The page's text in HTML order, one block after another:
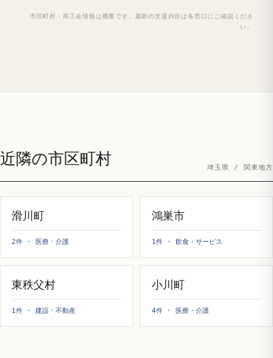
市区町村・商工会情報は概要です。最新の支援内容は各窓口にご確認くださ
い。
近隣の市区町村 埼玉県 / 関東地方
滑川町
2件 · 医療・介護
鴻巣市
1件 · 飲食・サービス
東秩父村
1件 · 建設・不動産
小川町
4件 · 医療・介護